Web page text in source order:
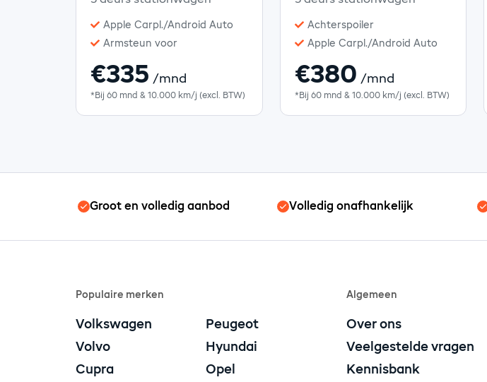
Apple Carpl./Android Auto
Armsteun voor
€335 /mnd
*Bij 60 mnd & 10.000 km/j (excl. BTW)
Achterspoiler
Apple Carpl./Android Auto
€380 /mnd
*Bij 60 mnd & 10.000 km/j (excl. BTW)
Groot en volledig aanbod Volledig onafhankelijk
Populaire merken
Volkswagen
Peugeot
Volvo
Hyundai
Cupra
Opel
Algemeen
Over ons
Veelgestelde vragen
Kennisbank